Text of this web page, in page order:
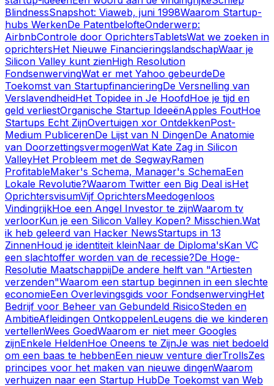
BlindnessSnapshot: Viaweb, juni 1998Waarom Startup-
hubs WerkenDe PatentbelofteOnderwerp:
AirbnbControle door OprichtersTabletsWat we zoeken in
oprichtersHet Nieuwe FinancieringslandschapWaar je
Silicon Valley kunt zienHigh Resolution
FondsenwervingWat er met Yahoo gebeurdeDe
Toekomst van StartupfinancieringDe Versnelling van
VerslavendheidHet Topidee in Je HoofdHoe je tijd en
geld verliestOrganische Startup IdeeënApples FoutHoe
Startups Echt ZijnOvertuigen xor OntdekkenPost-
Medium PublicerenDe Lijst van N DingenDe Anatomie
van DoorzettingsvermogenWat Kate Zag in Silicon
ValleyHet Probleem met de SegwayRamen
ProfitableMaker's Schema, Manager's SchemaEen
Lokale Revolutie?Waarom Twitter een Big Deal isHet
OprichtersvisumVijf OprichtersMeedogenloos
VindingrijkHoe een Angel Investor te zijnWaarom tv
verloorKun je een Silicon Valley Kopen? Misschien.Wat
ik heb geleerd van Hacker NewsStartups in 13
ZinnenHoud je identiteit kleinNaar de Diploma'sKan VC
een slachtoffer worden van de recessie?De Hoge-
Resolutie MaatschappijDe andere helft van "Artiesten
verzenden"Waarom een startup beginnen in een slechte
economieEen Overlevingsgids voor FondsenwervingHet
Bedrijf voor Beheer van Gebundeld RisicoSteden en
AmbitieAfleidingen OntkoppelenLeugens die we kinderen
vertellenWees GoedWaarom er niet meer Googles
zijnEnkele HeldenHoe Oneens te ZijnJe was niet bedoeld
om een baas te hebbenEen nieuw venture dierTrollsZes
principes voor het maken van nieuwe dingenWaarom
verhuizen naar een Startup HubDe Toekomst van Web